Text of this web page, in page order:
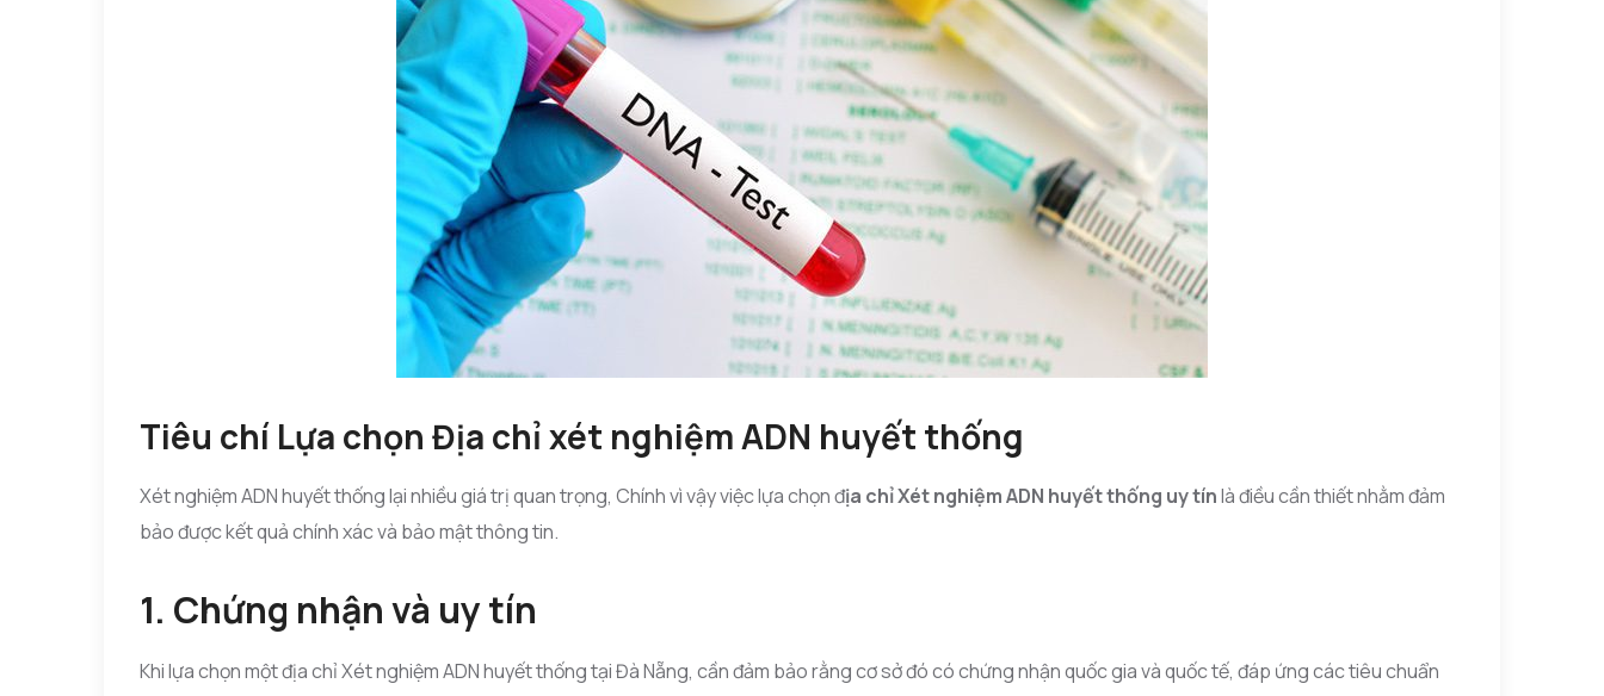
Tiêu chí Lựa chọn Địa chỉ xét nghiệm ADN huyết thống
Xét nghiệm ADN huyết thống lại nhiều giá trị quan trọng, Chính vì vậy việc lựa chọn địa chỉ Xét nghiệm ADN huyết thống uy tínlà điều cần thiết nhằm đảm
bảo được kết quả chính xác và bảo mật thông tin.
1. Chứng nhận và uy tín
Khi lựa chọn một địa chỉ Xét nghiệm ADN huyết thống tại Đà Nẵng, cần đảm bảo rằng cơ sở đó có chứng nhận quốc gia và quốc tế, đáp ứng các tiêu chuẩn